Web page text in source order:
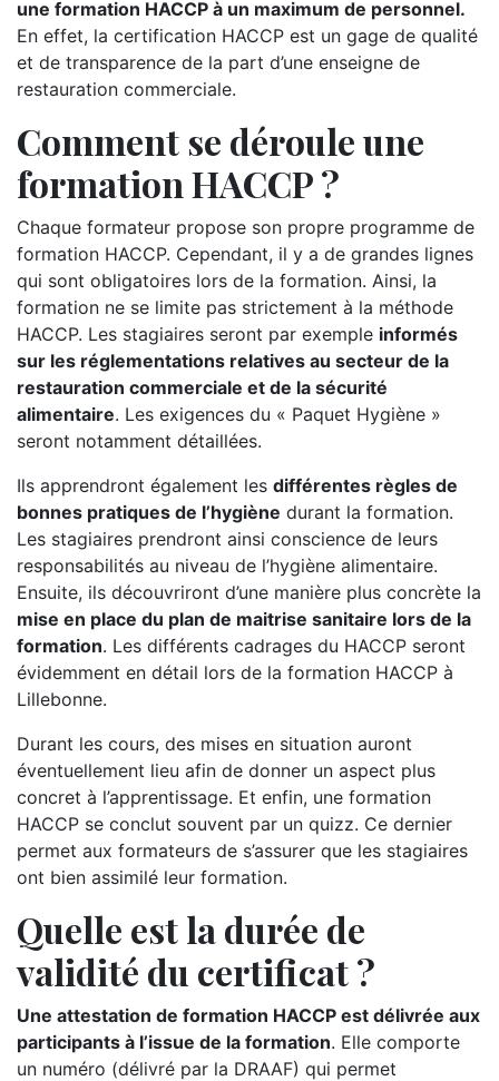
une formation HACCP à un maximum de personnel.
En effet, la certification HACCP est un gage de qualité
et de transparence de la part d’une enseigne de
restauration commerciale.
Comment se déroule une
formation HACCP ?
Chaque formateur propose son propre programme de
formation HACCP. Cependant, il y a de grandes lignes
qui sont obligatoires lors de la formation. Ainsi, la
formation ne se limite pas strictement à la méthode
HACCP. Les stagiaires seront par exemple informés
sur les réglementations relatives au secteur de la
restauration commerciale et de la sécurité
alimentaire. Les exigences du « Paquet Hygiène »
seront notamment détaillées.
Ils apprendront également les différentes règles de
bonnes pratiques de l’hygiène durant la formation.
Les stagiaires prendront ainsi conscience de leurs
responsabilités au niveau de l’hygiène alimentaire.
Ensuite, ils découvriront d’une manière plus concrète la
mise en place du plan de maitrise sanitaire lors de la
formation. Les différents cadrages du HACCP seront
évidemment en détail lors de la formation HACCP à
Lillebonne.
Durant les cours, des mises en situation auront
éventuellement lieu afin de donner un aspect plus
concret à l’apprentissage. Et enfin, une formation
HACCP se conclut souvent par un quizz. Ce dernier
permet aux formateurs de s’assurer que les stagiaires
ont bien assimilé leur formation.
Quelle est la durée de
validité du certificat ?
Une attestation de formation HACCP est délivrée aux
participants à l’issue de la formation. Elle comporte
un numéro (délivré par la DRAAF) qui permet